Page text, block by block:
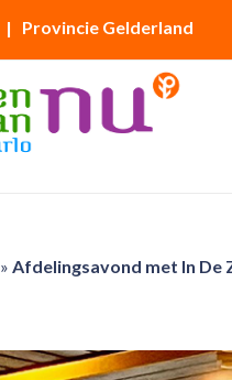
| Provincie Gelderland
» Afdelingsavond met In De